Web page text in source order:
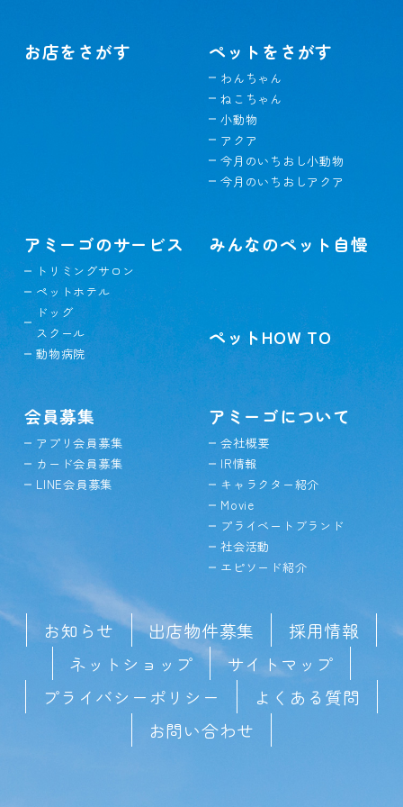
お店をさがす ペットをさがす
わんちゃん
ねこちゃん
小動物
アクア
今月のいちおし小動物
今月のいちおしアクア
アミーゴのサービス
トリミングサロン
ペットホテル
ドッグ
スクール
動物病院
みんなのペット自慢
ペットHOW TO
会員募集
アプリ会員募集
カード会員募集
LINE会員募集
アミーゴについて
会社概要
IR情報
キャラクター紹介
Movie
プライベートブランド
社会活動
エピソード紹介
お知らせ 出店物件募集
採用情報
ネットショップ
サイトマップ
プライバシーポリシー
よくある質問
お問い合わせ